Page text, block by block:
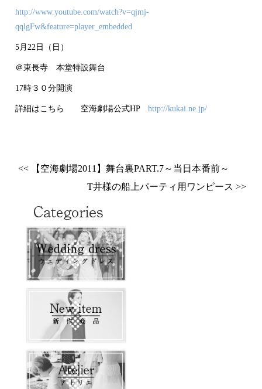
http://www.youtube.com/watch?v=qjmj-
qqlgFw&feature=player_embedded
5月22日（日）
＠東長寺 本堂特設舞台
17時３０分開演
詳細はこちら 空海劇場公式HPhttp://kukai.ne.jp/
<< 【空海劇場2011】舞台裏PART.7～当日本番前～
T井様の船上パーティ用ワンピース >>